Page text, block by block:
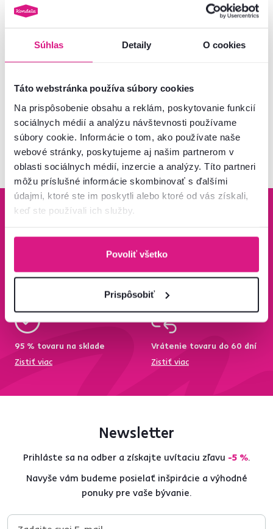
Súhlas Detaily O cookies
Táto webstránka používa súbory cookies
Na prispôsobenie obsahu a reklám, poskytovanie funkcií
sociálnych médií a analýzu návštevnosti používame
súbory cookie. Informácie o tom, ako používate naše
webové stránky, poskytujeme aj našim partnerom v
oblasti sociálnych médií, inzercie a analýzy. Títo partneri
môžu príslušné informácie skombinovať s ďalšími
údajmi, ktoré ste im poskytli alebo ktoré od vás získali,
keď ste používali ich služby.
Povoliť všetko
Prispôsobiť
7 €
Pozreli ste5 produktov z5
Doprava od 199 €
95 % tovaru na sklade
Zistiť viac
Vrátenie tovaru do 60 dní
Zistiť viac
Newsletter
Prihláste sa na odber a získajte uvítaciu zľavu -5 %.
Navyše vám budeme posielať inšpirácie a výhodné
ponuky pre vaše bývanie.